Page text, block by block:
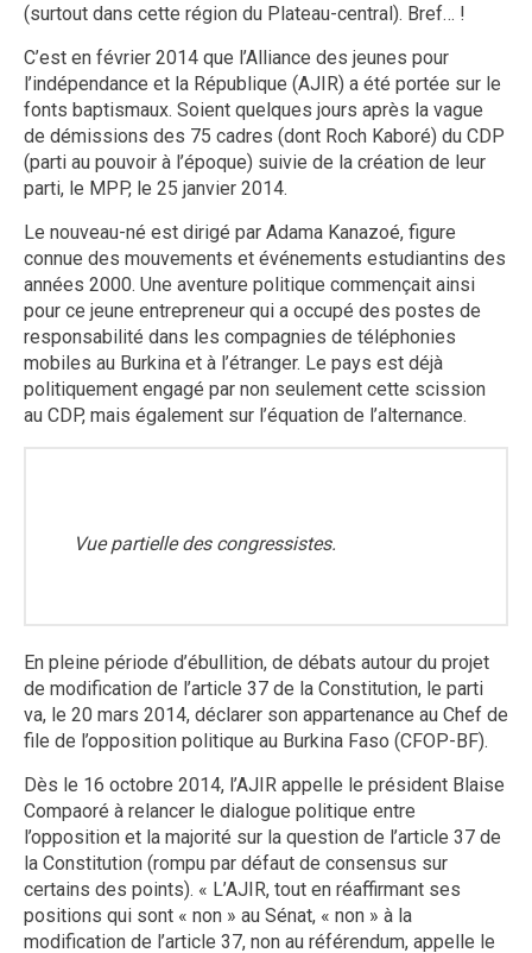
(surtout dans cette région du Plateau-central). Bref… !
C’est en février 2014 que l’Alliance des jeunes pour
l’indépendance et la République (AJIR) a été portée sur le
fonts baptismaux. Soient quelques jours après la vague
de démissions des 75 cadres (dont Roch Kaboré) du CDP
(parti au pouvoir à l’époque) suivie de la création de leur
parti, le MPP, le 25 janvier 2014.
Le nouveau-né est dirigé par Adama Kanazoé, figure
connue des mouvements et événements estudiantins des
années 2000. Une aventure politique commençait ainsi
pour ce jeune entrepreneur qui a occupé des postes de
responsabilité dans les compagnies de téléphonies
mobiles au Burkina et à l’étranger. Le pays est déjà
politiquement engagé par non seulement cette scission
au CDP, mais également sur l’équation de l’alternance.
Vue partielle des congressistes.
En pleine période d’ébullition, de débats autour du projet
de modification de l’article 37 de la Constitution, le parti
va, le 20 mars 2014, déclarer son appartenance au Chef de
file de l’opposition politique au Burkina Faso (CFOP-BF).
Dès le 16 octobre 2014, l’AJIR appelle le président Blaise
Compaoré à relancer le dialogue politique entre
l’opposition et la majorité sur la question de l’article 37 de
la Constitution (rompu par défaut de consensus sur
certains des points). « L’AJIR, tout en réaffirmant ses
positions qui sont « non » au Sénat, « non » à la
modification de l’article 37, non au référendum, appelle le